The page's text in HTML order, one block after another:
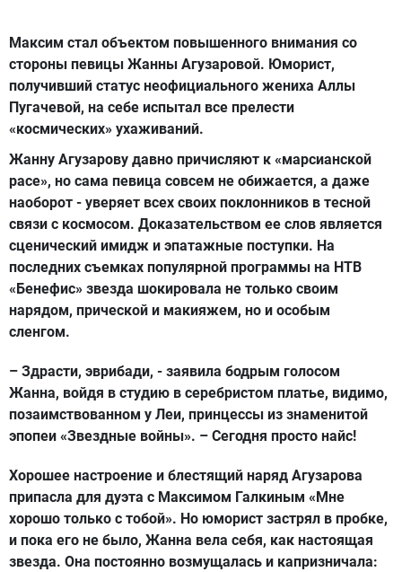
Максим стал объектом повышенного внимания со
стороны певицы Жанны Агузаровой. Юморист,
получивший статус неофициального жениха Аллы
Пугачевой, на себе испытал все прелести
«космических» ухаживаний.
Жанну Агузарову давно причисляют к «марсианской
расе», но сама певица совсем не обижается, а даже
наоборот - уверяет всех своих поклонников в тесной
связи с космосом. Доказательством ее слов является
сценический имидж и эпатажные поступки. На
последних съемках популярной программы на НТВ
«Бенефис» звезда шокировала не только своим
нарядом, прической и макияжем, но и особым
сленгом.
– Здрасти, эврибади, - заявила бодрым голосом
Жанна, войдя в студию в серебристом платье, видимо,
позаимствованном у Леи, принцессы из знаменитой
эпопеи «Звездные войны». – Сегодня просто найс!
Хорошее настроение и блестящий наряд Агузарова
припасла для дуэта с Максимом Галкиным «Мне
хорошо только с тобой». Но юморист застрял в пробке,
и пока его не было, Жанна вела себя, как настоящая
звезда. Она постоянно возмущалась и капризничала: